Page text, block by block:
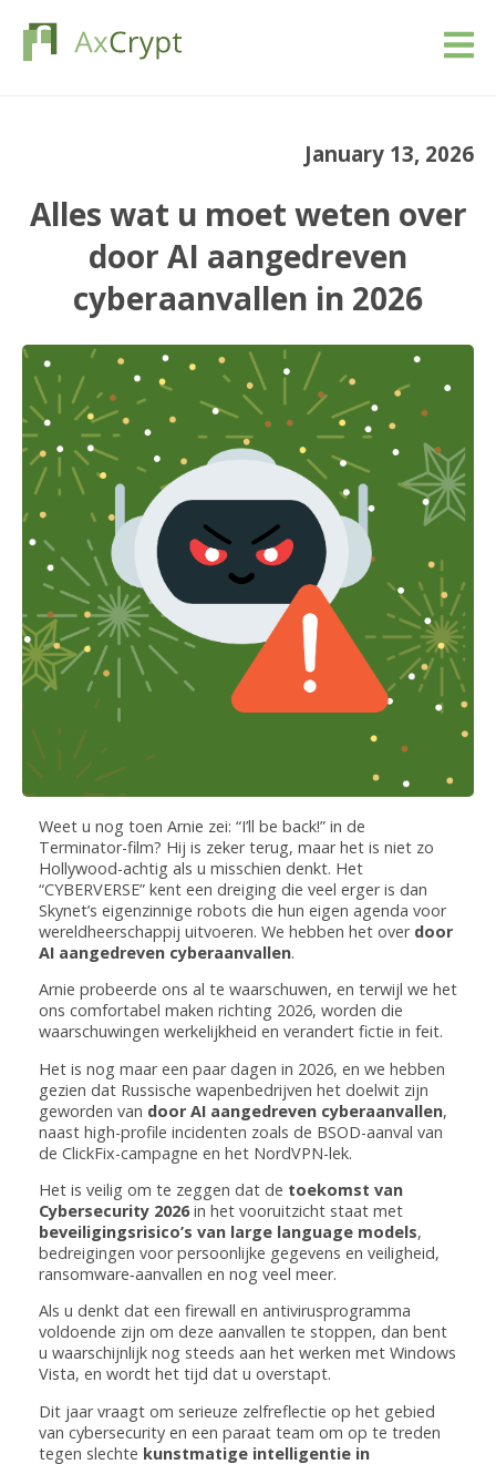
Industrieën
Bronnen
Blog
Schrijf in
January 13, 2026
Alles wat u moet weten over
door AI aangedreven
cyberaanvallen in 2026
Weet u nog toen Arnie zei: “I’ll be back!” in de
Terminator-film? Hij is zeker terug, maar het is niet zo
Hollywood-achtig als u misschien denkt. Het
“CYBERVERSE” kent een dreiging die veel erger is dan
Skynet’s eigenzinnige robots die hun eigen agenda voor
wereldheerschappij uitvoeren. We hebben het over door
AI aangedreven cyberaanvallen.
Arnie probeerde ons al te waarschuwen, en terwijl we het
ons comfortabel maken richting 2026, worden die
waarschuwingen werkelijkheid en verandert fictie in feit.
Het is nog maar een paar dagen in 2026, en we hebben
gezien dat Russische wapenbedrijven het doelwit zijn
geworden van door AI aangedreven cyberaanvallen,
naast high-profile incidenten zoals de BSOD-aanval van
de ClickFix-campagne en het NordVPN-lek.
Het is veilig om te zeggen dat de toekomst van
Cybersecurity 2026in het vooruitzicht staat met
beveiligingsrisico’s van large language models,
bedreigingen voor persoonlijke gegevens en veiligheid,
ransomware‑aanvallen en nog veel meer.
Als u denkt dat een firewall en antivirusprogramma
voldoende zijn om deze aanvallen te stoppen, dan bent
u waarschijnlijk nog steeds aan het werken met Windows
Vista, en wordt het tijd dat u overstapt.
Dit jaar vraagt om serieuze zelfreflectie op het gebied
van cybersecurity en een paraat team om op te treden
tegen slechte kunstmatige intelligentie in